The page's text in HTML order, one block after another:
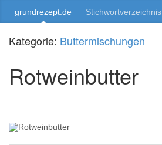
grundrezept.de Stichwortverzeichnis
Kategorie: Buttermischungen
Rotweinbutter